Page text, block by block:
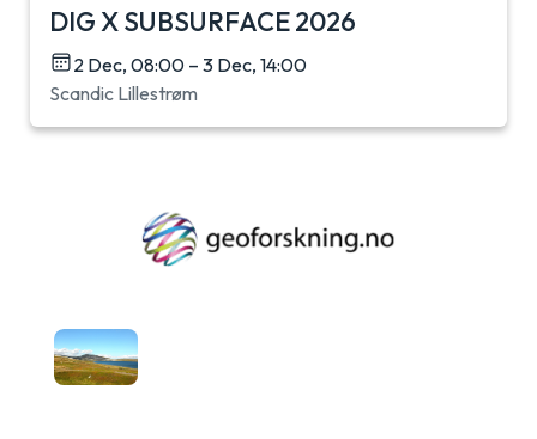
DIG X SUBSURFACE 2026
2 Dec, 08:00 – 3 Dec, 14:00
Scandic Lillestrøm